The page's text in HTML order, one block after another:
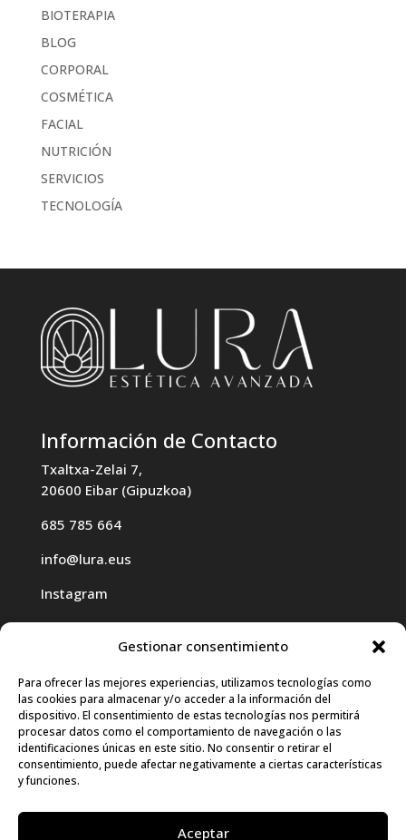
Gestionar consentimiento
Para ofrecer las mejores experiencias, utilizamos tecnologías como
las cookies para almacenar y/o acceder a la información del
dispositivo. El consentimiento de estas tecnologías nos permitirá
procesar datos como el comportamiento de navegación o las
identificaciones únicas en este sitio. No consentir o retirar el
consentimiento, puede afectar negativamente a ciertas características
y funciones.
Aceptar
BIOTERAPIA
BLOG
CORPORAL
COSMÉTICA
FACIAL
NUTRICIÓN
SERVICIOS
TECNOLOGÍA
Información de Contacto
Txaltxa-Zelai 7,
20600 Eibar (Gipuzkoa)
685 785 664
info@lura.eus
Instagram
Haz clic para aceptar cookies de
marketing y permitir este contenido